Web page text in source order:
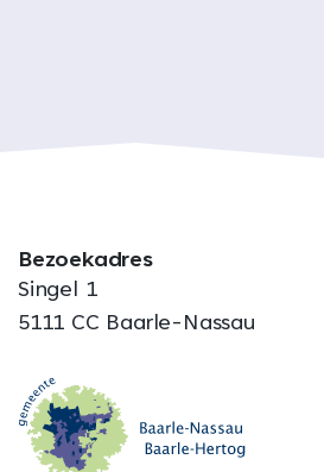
Bezoekadres
Singel 1
5111 CC Baarle-Nassau